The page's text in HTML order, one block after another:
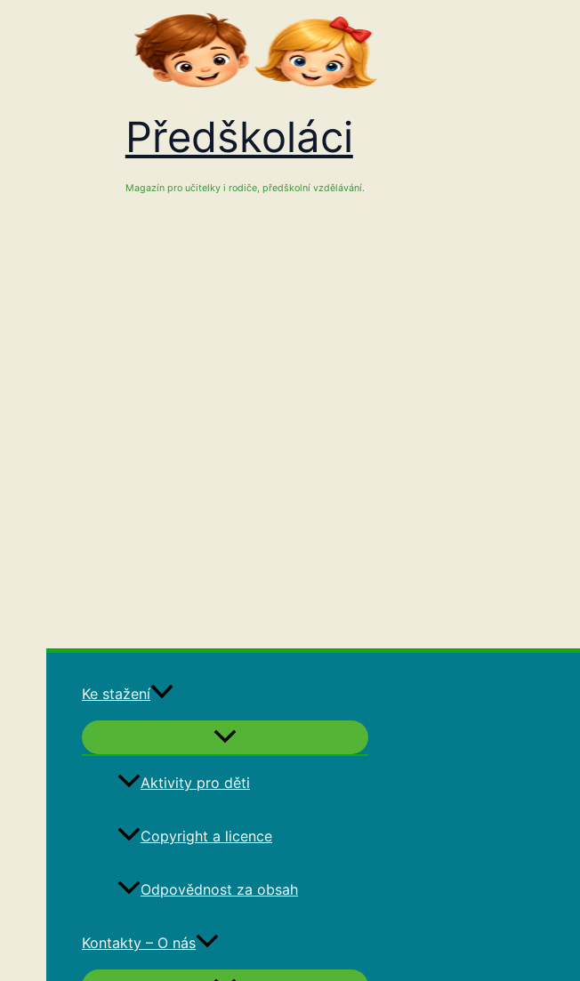
Předškoláci
Magazín pro učitelky i rodiče, předškolní vzdělávání.
Ke stažení
Aktivity pro děti
Copyright a licence
Odpovědnost za obsah
Kontakty – O nás